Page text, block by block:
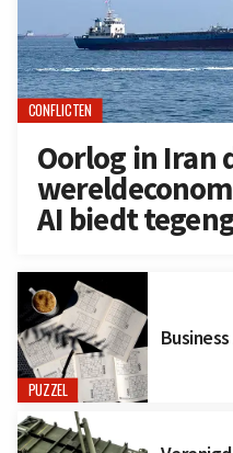
CONFLICTEN
Oorlog in Iran
AI biedt
PUZZEL